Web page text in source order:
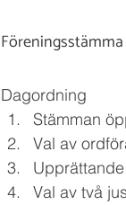
Dagordning
Stämman
Val av
Val av två